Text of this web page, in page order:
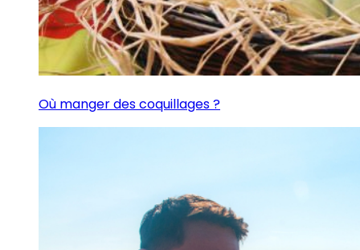
Où manger des coquillages ?